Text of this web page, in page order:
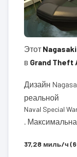
Этот
в Grand Theft
Дизайн
реальной
Naval Special
.
37,28 миль/ч